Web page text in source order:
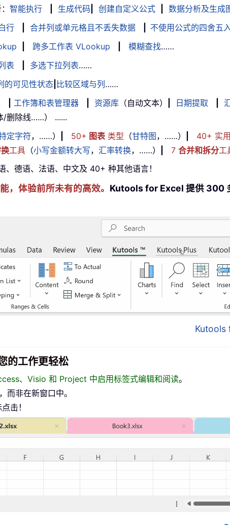
智能执行 生成代码 创建自定义公式
数据分析及生成
行 合并列或单元格且不丢失数据
不使用公式的四舍五
跨多工作表 VLookup 模糊查找……
表 多选下拉列表……
的可见性状态 比较区域与列 ……
工作簿和表管理器 资源库 （自动文本） 日期提取
/删除线……） ......
定字符，……） 50+ 图表类型 （甘特图 ，……）
40+ 实
工具 （小写金额转大写， 汇率转换，……） 7 合并和拆分工
德语、法语、中文及 40+ 种其他语言！
体验前所未有的高效。 Kutools for Excel 提供 300
Kutools
的工作更轻松
、Visio 和 Project 中启用标签式编辑和阅读。
而非在新窗口中。
击！